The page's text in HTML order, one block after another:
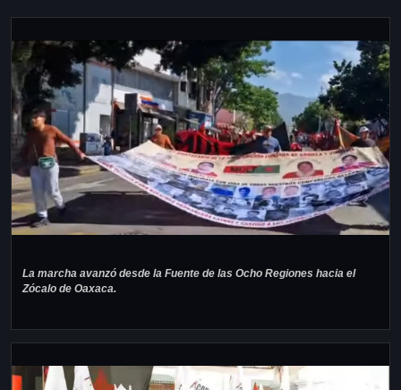
La marcha avanzó desde la Fuente de las Ocho Regiones hacia el
Zócalo de Oaxaca.